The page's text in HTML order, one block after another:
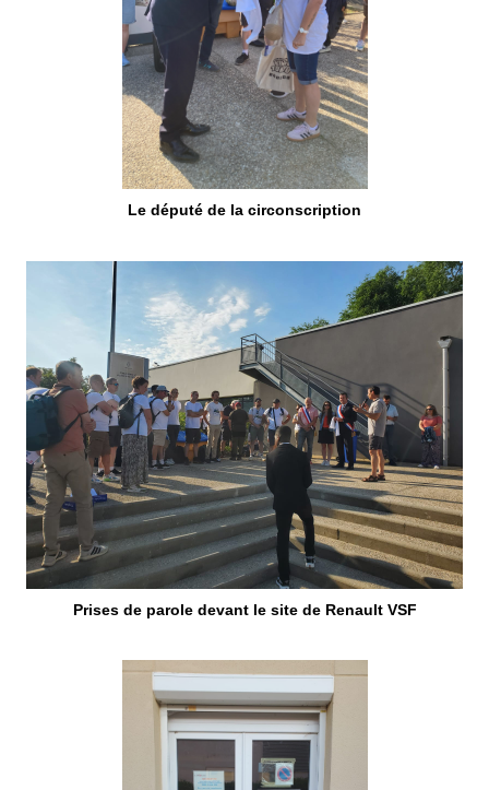
Le député de la circonscription
Prises de parole devant le site de Renault VSF